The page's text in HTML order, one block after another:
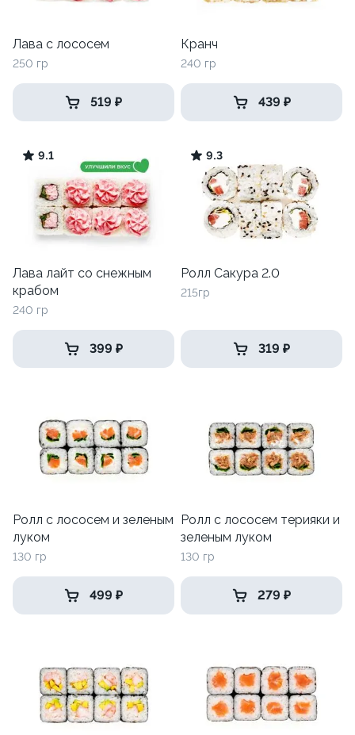
Лава с лососем
250 гр
519 ₽
Кранч
240 гр
439 ₽
9.1
Лава лайт со снежным
крабом
240 гр
399 ₽
9.3
Ролл Сакура 2.0
215гр
319 ₽
Ролл с лососем и зеленым
луком
130 гр
499 ₽
Ролл с лососем терияки и
зеленым луком
130 гр
279 ₽